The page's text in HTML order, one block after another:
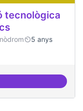
tecnològica
5 anys
en innovació